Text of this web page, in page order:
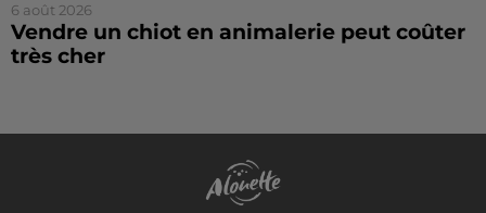
6 août 2026
Vendre un chiot en animalerie peut coûter
très cher